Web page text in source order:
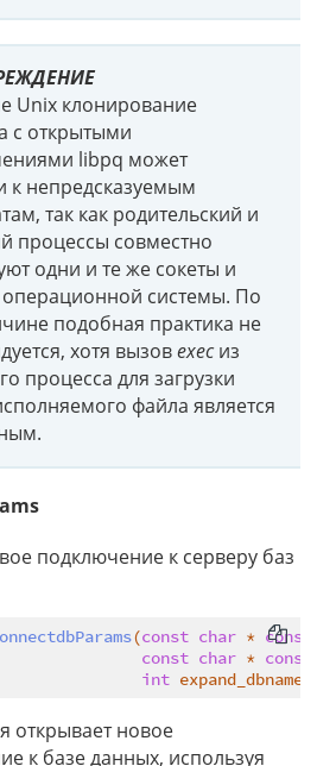
Unix клонирование
с открытыми
libpq может
к непредсказуемым
так как родительский и
процессы совместно
одни и те же сокеты и
операционной системы. По
подобная практика не
хотя вызовexecиз
процесса для загрузки
файла является
подключение к серверу баз
(const char * const
const char * const
int expand_dbname)
открывает новое
к базе данных, используя